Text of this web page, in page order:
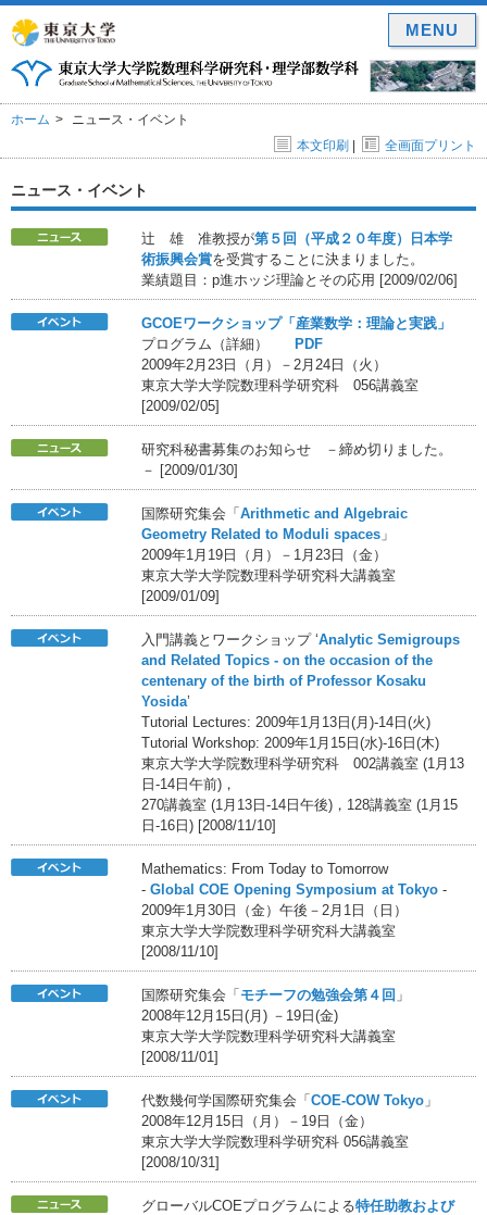
ホーム
ニュース・イベント
本文印刷 | 全画面プリント
ニュース・イベント
辻 雄 准教授が第５回（平成２０年度）日本学
術振興会賞を受賞することに決まりました。
業績題目：p進ホッジ理論とその応用 [2009/02/06]
GCOEワークショップ「産業数学：理論と実践」
プログラム（詳細）
PDF
2009年2月23日（月）－2月24日（火）
東京大学大学院数理科学研究科 056講義室
[2009/02/05]
研究科秘書募集のお知らせ －締め切りました。
－ [2009/01/30]
国際研究集会「Arithmetic and Algebraic
Geometry Related to Moduli spaces 」
2009年1月19日（月）－1月23日（金）
東京大学大学院数理科学研究科大講義室
[2009/01/09]
入門講義とワークショップ ‘Analytic Semigroups
and Related Topics - on the occasion of the
centenary of the birth of Professor Kosaku
Yosida’
Tutorial Lectures: 2009年1月13日(月)-14日(火)
Tutorial Workshop: 2009年1月15日(水)-16日(木)
東京大学大学院数理科学研究科 002講義室 (1月13
日-14日午前)，
270講義室 (1月13日-14日午後)，128講義室 (1月15
日-16日) [2008/11/10]
Mathematics: From Today to Tomorrow
- Global COE Opening Symposium at Tokyo -
2009年1月30日（金）午後－2月1日（日）
東京大学大学院数理科学研究科大講義室
[2008/11/10]
国際研究集会「モチーフの勉強会第４回 」
2008年12月15日(月) －19日(金)
東京大学大学院数理科学研究科大講義室
[2008/11/01]
代数幾何学国際研究集会「COE-COW Tokyo 」
2008年12月15日（月）－19日（金）
東京大学大学院数理科学研究科 056講義室
[2008/10/31]
グローバルCOEプログラムによる特任助教および
MENU